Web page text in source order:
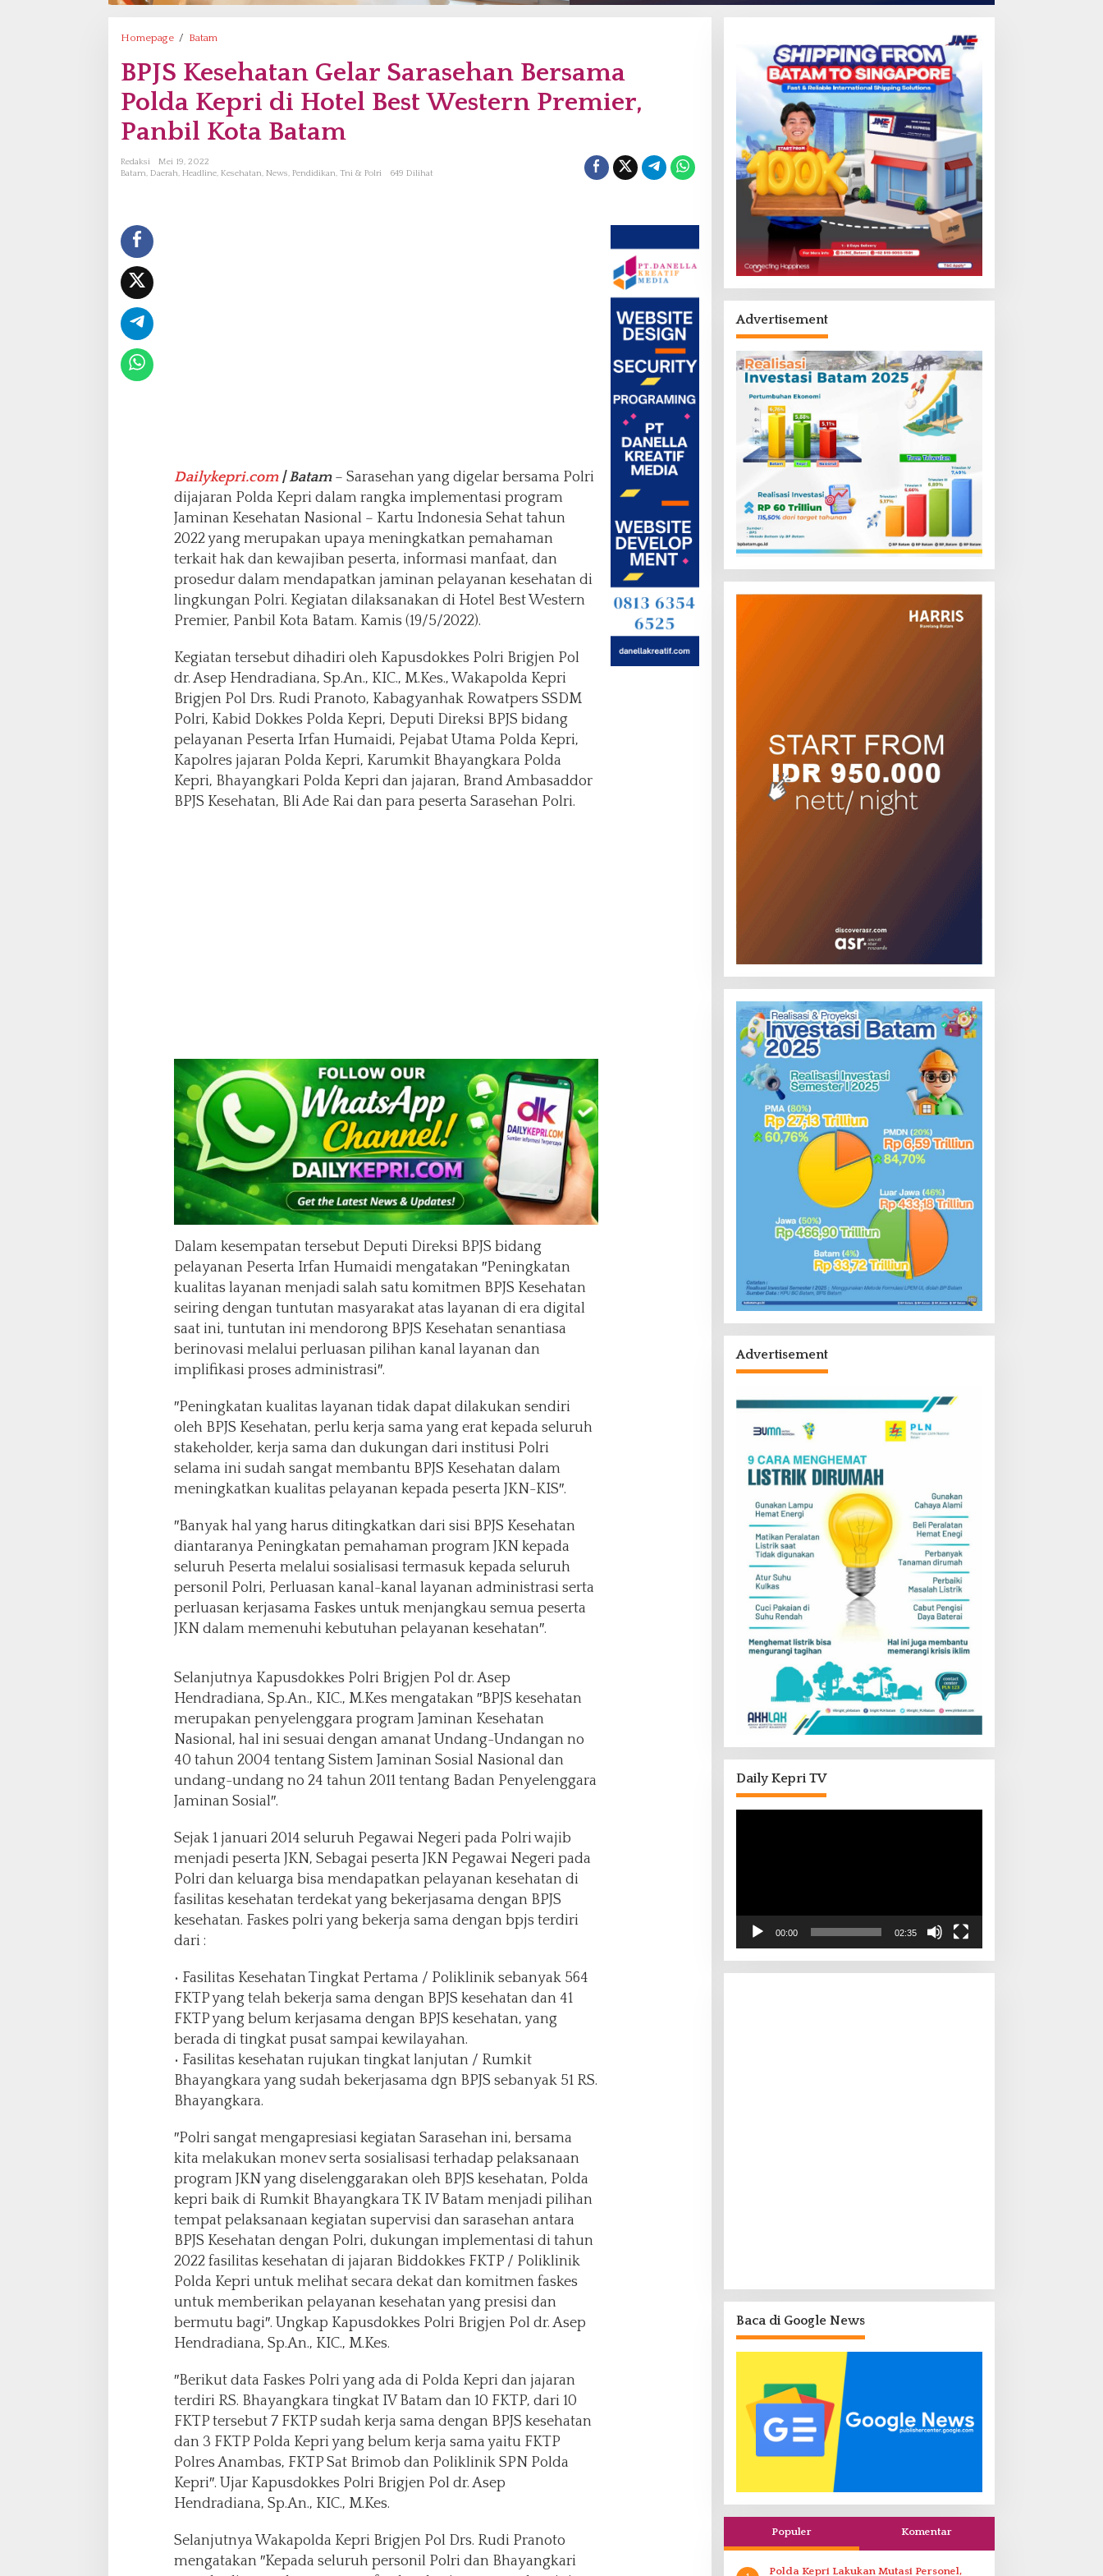
Homepage / Batam
J
K
e
s
h
B
e
r
m
a
P
a
K
e
p
i
d
i
P
r
e
m
r
,
a
n
l
K
o
t
a
B
a
a
m
BPJS Kesehatan Gelar Sarasehan Bersama
Polda Kepri di Hotel Best Western Premier,
Panbil Kota Batam
Redaksi
Mei 19, 2022
Batam, Daerah, Headline, Kesehatan, News, Pendidikan, Tni & Polri 649 Dilihat
Dailykepri.com| Batam– Sarasehan yang digelar bersama Polri
dijajaran Polda Kepri dalam rangka implementasi program
Jaminan Kesehatan Nasional – Kartu Indonesia Sehat tahun
2022 yang merupakan upaya meningkatkan pemahaman
terkait hak dan kewajiban peserta, informasi manfaat, dan
prosedur dalam mendapatkan jaminan pelayanan kesehatan di
lingkungan Polri. Kegiatan dilaksanakan di Hotel Best Western
Premier, Panbil Kota Batam. Kamis (19/5/2022).
Kegiatan tersebut dihadiri oleh Kapusdokkes Polri Brigjen Pol
dr. Asep Hendradiana, Sp.An., KIC., M.Kes., Wakapolda Kepri
Brigjen Pol Drs. Rudi Pranoto, Kabagyanhak Rowatpers SSDM
Polri, Kabid Dokkes Polda Kepri, Deputi Direksi BPJS bidang
pelayanan Peserta Irfan Humaidi, Pejabat Utama Polda Kepri,
Kapolres jajaran Polda Kepri, Karumkit Bhayangkara Polda
Kepri, Bhayangkari Polda Kepri dan jajaran, Brand Ambasaddor
BPJS Kesehatan, Bli Ade Rai dan para peserta Sarasehan Polri.
Dalam kesempatan tersebut Deputi Direksi BPJS bidang
pelayanan Peserta Irfan Humaidi mengatakan ″Peningkatan
kualitas layanan menjadi salah satu komitmen BPJS Kesehatan
seiring dengan tuntutan masyarakat atas layanan di era digital
saat ini, tuntutan ini mendorong BPJS Kesehatan senantiasa
berinovasi melalui perluasan pilihan kanal layanan dan
implifikasi proses administrasi″.
″Peningkatan kualitas layanan tidak dapat dilakukan sendiri
oleh BPJS Kesehatan, perlu kerja sama yang erat kepada seluruh
stakeholder, kerja sama dan dukungan dari institusi Polri
selama ini sudah sangat membantu BPJS Kesehatan dalam
meningkatkan kualitas pelayanan kepada peserta JKN-KIS″.
″Banyak hal yang harus ditingkatkan dari sisi BPJS Kesehatan
diantaranya Peningkatan pemahaman program JKN kepada
seluruh Peserta melalui sosialisasi termasuk kepada seluruh
personil Polri, Perluasan kanal-kanal layanan administrasi serta
perluasan kerjasama Faskes untuk menjangkau semua peserta
JKN dalam memenuhi kebutuhan pelayanan kesehatan″.
Selanjutnya Kapusdokkes Polri Brigjen Pol dr. Asep
Hendradiana, Sp.An., KIC., M.Kes mengatakan ″BPJS kesehatan
merupakan penyelenggara program Jaminan Kesehatan
Nasional, hal ini sesuai dengan amanat Undang-Undangan no
40 tahun 2004 tentang Sistem Jaminan Sosial Nasional dan
undang-undang no 24 tahun 2011 tentang Badan Penyelenggara
Jaminan Sosial″.
Sejak 1 januari 2014 seluruh Pegawai Negeri pada Polri wajib
menjadi peserta JKN, Sebagai peserta JKN Pegawai Negeri pada
Polri dan keluarga bisa mendapatkan pelayanan kesehatan di
fasilitas kesehatan terdekat yang bekerjasama dengan BPJS
kesehatan. Faskes polri yang bekerja sama dengan bpjs terdiri
dari :
• Fasilitas Kesehatan Tingkat Pertama / Poliklinik sebanyak 564
FKTP yang telah bekerja sama dengan BPJS kesehatan dan 41
FKTP yang belum kerjasama dengan BPJS kesehatan, yang
berada di tingkat pusat sampai kewilayahan.
• Fasilitas kesehatan rujukan tingkat lanjutan / Rumkit
Bhayangkara yang sudah bekerjasama dgn BPJS sebanyak 51 RS.
Bhayangkara.
″Polri sangat mengapresiasi kegiatan Sarasehan ini, bersama
kita melakukan monev serta sosialisasi terhadap pelaksanaan
program JKN yang diselenggarakan oleh BPJS kesehatan, Polda
kepri baik di Rumkit Bhayangkara TK IV Batam menjadi pilihan
tempat pelaksanaan kegiatan supervisi dan sarasehan antara
BPJS Kesehatan dengan Polri, dukungan implementasi di tahun
2022 fasilitas kesehatan di jajaran Biddokkes FKTP / Poliklinik
Polda Kepri untuk melihat secara dekat dan komitmen faskes
untuk memberikan pelayanan kesehatan yang presisi dan
bermutu bagi″. Ungkap Kapusdokkes Polri Brigjen Pol dr. Asep
Hendradiana, Sp.An., KIC., M.Kes.
″Berikut data Faskes Polri yang ada di Polda Kepri dan jajaran
terdiri RS. Bhayangkara tingkat IV Batam dan 10 FKTP, dari 10
FKTP tersebut 7 FKTP sudah kerja sama dengan BPJS kesehatan
dan 3 FKTP Polda Kepri yang belum kerja sama yaitu FKTP
Polres Anambas, FKTP Sat Brimob dan Poliklinik SPN Polda
Kepri″. Ujar Kapusdokkes Polri Brigjen Pol dr. Asep
Hendradiana, Sp.An., KIC., M.Kes.
Selanjutnya Wakapolda Kepri Brigjen Pol Drs. Rudi Pranoto
mengatakan ″Kepada seluruh personil Polri dan Bhayangkari
Advertisement
Advertisement
Daily Kepri TV
00:00 02:35
Baca di Google News
Populer Komentar
Polda Kepri Lakukan Mutasi Personel,